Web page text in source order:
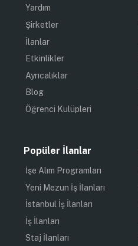
Yardım
Şirketler
İlanlar
Etkinlikler
Ayrıcalıklar
Blog
Öğrenci Kulüpleri
Popüler İlanlar
İşe Alım Programları
Yeni Mezun İş İlanları
İstanbul İş İlanları
İş İlanları
Staj İlanları